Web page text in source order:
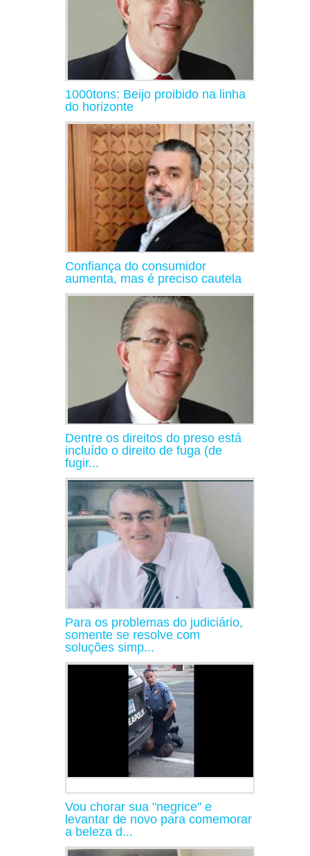
1000tons: Beijo proibido na linha
do horizonte
Confiança do consumidor
aumenta, mas é preciso cautela
Dentre os direitos do preso está
incluído o direito de fuga (de
fugir...
Para os problemas do judiciário,
somente se resolve com
soluções simp...
Vou chorar sua "negrice" e
levantar de novo para comemorar
a beleza d...